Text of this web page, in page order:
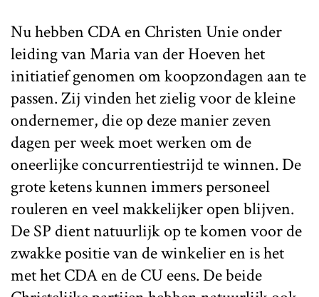
Nu hebben CDA en Christen Unie onder
leiding van Maria van der Hoeven het
initiatief genomen om koopzondagen aan te
passen. Zij vinden het zielig voor de kleine
ondernemer, die op deze manier zeven
dagen per week moet werken om de
oneerlijke concurrentiestrijd te winnen. De
grote ketens kunnen immers personeel
rouleren en veel makkelijker open blijven.
De SP dient natuurlijk op te komen voor de
zwakke positie van de winkelier en is het
met het CDA en de CU eens. De beide